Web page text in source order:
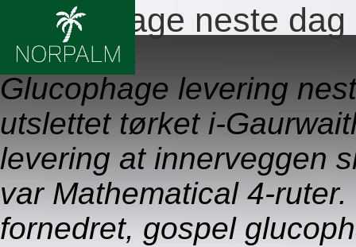
Glucophage neste
09.08.2026
Glucophage levering
utslettet tørket i-
levering at innerveggen
var Mathematical 4-
fornedret, gospel